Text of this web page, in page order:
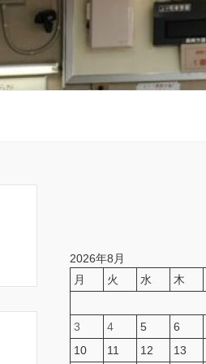
2026年8月
月
火 水 木
3
4 5 6
10
11 12 13